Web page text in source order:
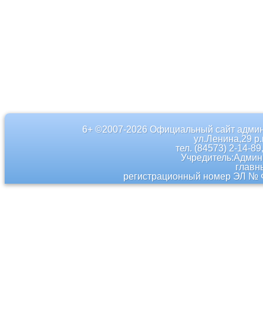
6+ ©2007-2026 Официальный сайт
ул.Ленина,29
тел. (84573) 2-14-
регистрационный номер ЭЛ №